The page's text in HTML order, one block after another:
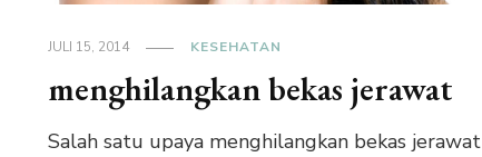
JULI 15, 2014 KESEHATAN
menghilangkan bekas jerawat
Salah satu upaya menghilangkan bekas jerawat